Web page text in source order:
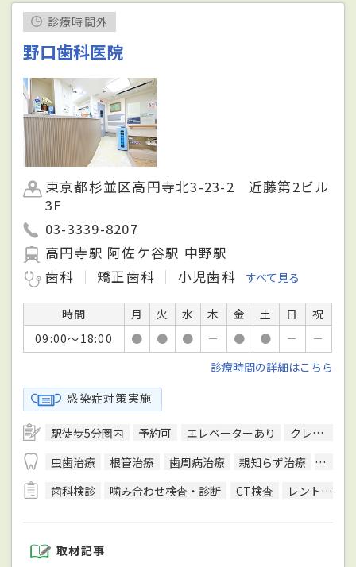
診療時間外
野口歯科医院
東京都杉並区高円寺北3-23-2 近藤第2ビル
3F
03-3339-8207
高円寺駅 阿佐ケ谷駅 中野駅
歯科
矯正歯科 小児歯科 すべて見る
時間 月 火 水 木 金 土 日
祝
09:00～18:00
● ● ● － ● ● －
－
診療時間の詳細はこちら
感染症対策実施
駅徒歩5分圏内 予約可 エレベーターあり
クレジットカード対応
虫歯治療
根管治療 歯周病治療 親知らず治療
顎関
歯科検診
噛み合わせ検査・診断 CT検査 レントゲン検査
取材記事